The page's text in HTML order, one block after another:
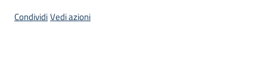
CondividiVedi azioni